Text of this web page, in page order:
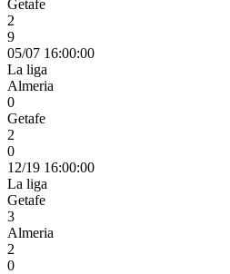
Getafe
2
9
05/07 16:00:00
La liga
Almeria
0
Getafe
2
0
12/19 16:00:00
La liga
Getafe
3
Almeria
2
0